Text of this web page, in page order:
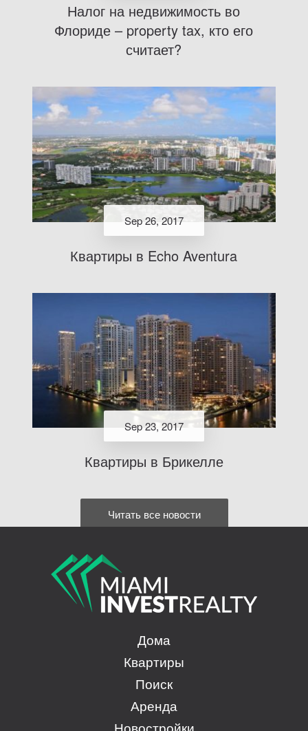
Налог на недвижимость во
Флориде – property tax, кто его
считает?
Sep 26, 2017
Квартиры в Echo Aventura
Sep 23, 2017
Квартиры в Брикелле
Читать все новости
Дома
Квартиры
Поиск
Аренда
Новостройки